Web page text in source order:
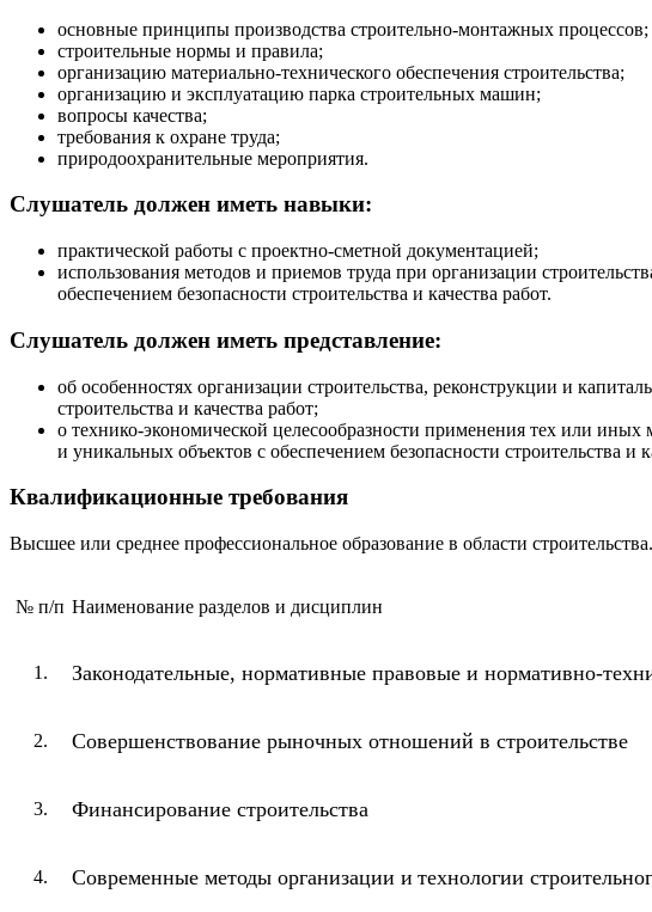
основные принципы производства строительно-монтажных процессов;
строительные нормы и правила;
организацию материально-технического обеспечения строительства;
организацию и эксплуатацию парка строительных машин;
вопросы качества;
требования к охране труда;
природоохранительные мероприятия.
Слушатель должен иметь навыки:
практической работы с проектно-сметной документацией;
использования методов и приемов труда при организации
обеспечением безопасности строительства и качества работ.
Слушатель должен иметь представление:
об особенностях организации строительства, реконструкции и
строительства и качества работ;
о технико-экономической целесообразности применения тех или
и уникальных объектов с обеспечением безопасности строительства и
Квалификационные требования
Высшее или среднее профессиональное образование в области строительства.
№ п/п Наименование разделов и дисциплин
1. Законодательные, нормативные правовые и нормативно-
2. Совершенствование рыночных отношений в строительстве
3. Финансирование строительства
4. Современные методы организации и технологии